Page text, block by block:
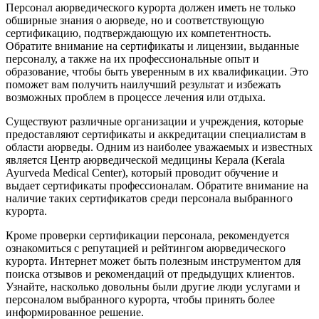
Персонал аюрведического курорта должен иметь не только
обширные знания о аюрведе, но и соответствующую
сертификацию, подтверждающую их компетентность.
Обратите внимание на сертификаты и лицензии, выданные
персоналу, а также на их профессиональные опыт и
образование, чтобы быть уверенным в их квалификации. Это
поможет вам получить наилучший результат и избежать
возможных проблем в процессе лечения или отдыха.
Существуют различные организации и учреждения, которые
предоставляют сертификаты и аккредитации специалистам в
области аюрведы. Одним из наиболее уважаемых и известных
является Центр аюрведической медицины Керала (Kerala
Ayurveda Medical Center), который проводит обучение и
выдает сертификаты профессионалам. Обратите внимание на
наличие таких сертификатов среди персонала выбранного
курорта.
Кроме проверки сертификации персонала, рекомендуется
ознакомиться с репутацией и рейтингом аюрведического
курорта. Интернет может быть полезным инструментом для
поиска отзывов и рекомендаций от предыдущих клиентов.
Узнайте, насколько довольны были другие люди услугами и
персоналом выбранного курорта, чтобы принять более
информированное решение.